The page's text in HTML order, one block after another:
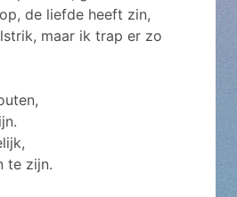
de liefde heeft zin,
maar ik trap er zo
te zijn.